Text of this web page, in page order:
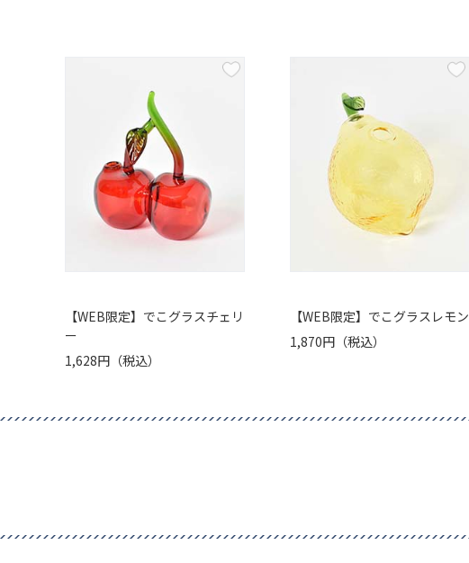
【WEB限定】でこグラスチェリ
ー
1,628円（税込）
【WEB限定】でこグラスレモン
1,870円（税込）